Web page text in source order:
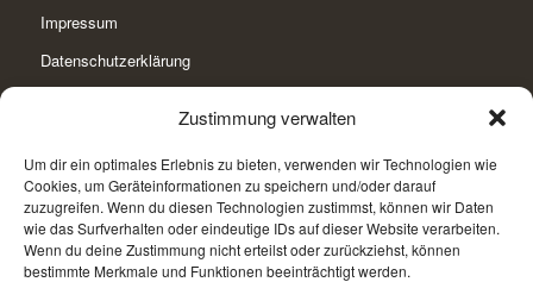
Zustimmung verwalten
Um dir ein optimales Erlebnis zu bieten, verwenden wir Technologien wie
Cookies, um Geräteinformationen zu speichern und/oder darauf
zuzugreifen. Wenn du diesen Technologien zustimmst, können wir Daten
wie das Surfverhalten oder eindeutige IDs auf dieser Website verarbeiten.
Wenn du deine Zustimmung nicht erteilst oder zurückziehst, können
bestimmte Merkmale und Funktionen beeinträchtigt werden.
Impressum
Datenschutzerklärung
Webdesign
WAL Werbeagentur Lauf